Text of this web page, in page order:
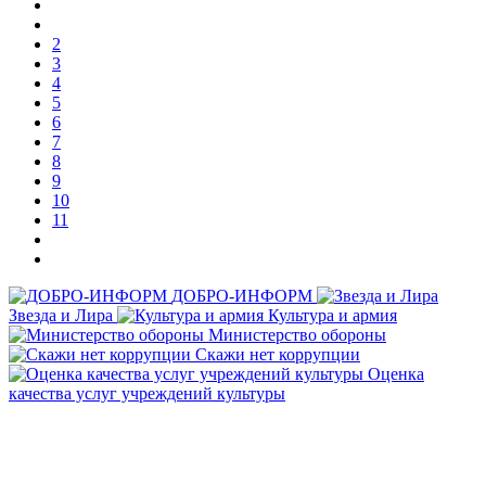
2
3
4
5
6
7
8
9
10
11
ДОБРО-ИНФОРМ
Звезда и Лира
Культура и армия
Министерство обороны
Скажи нет коррупции
Оценка
качества услуг учреждений культуры